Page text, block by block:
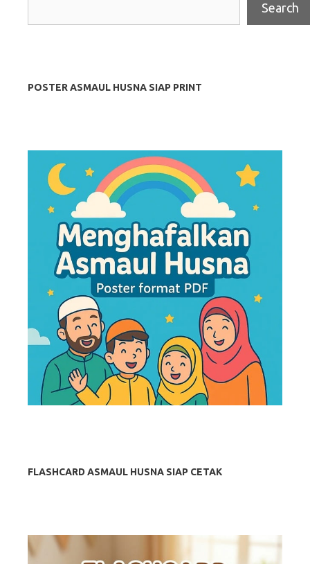
Search
POSTER ASMAUL HUSNA SIAP PRINT
FLASHCARD ASMAUL HUSNA SIAP CETAK